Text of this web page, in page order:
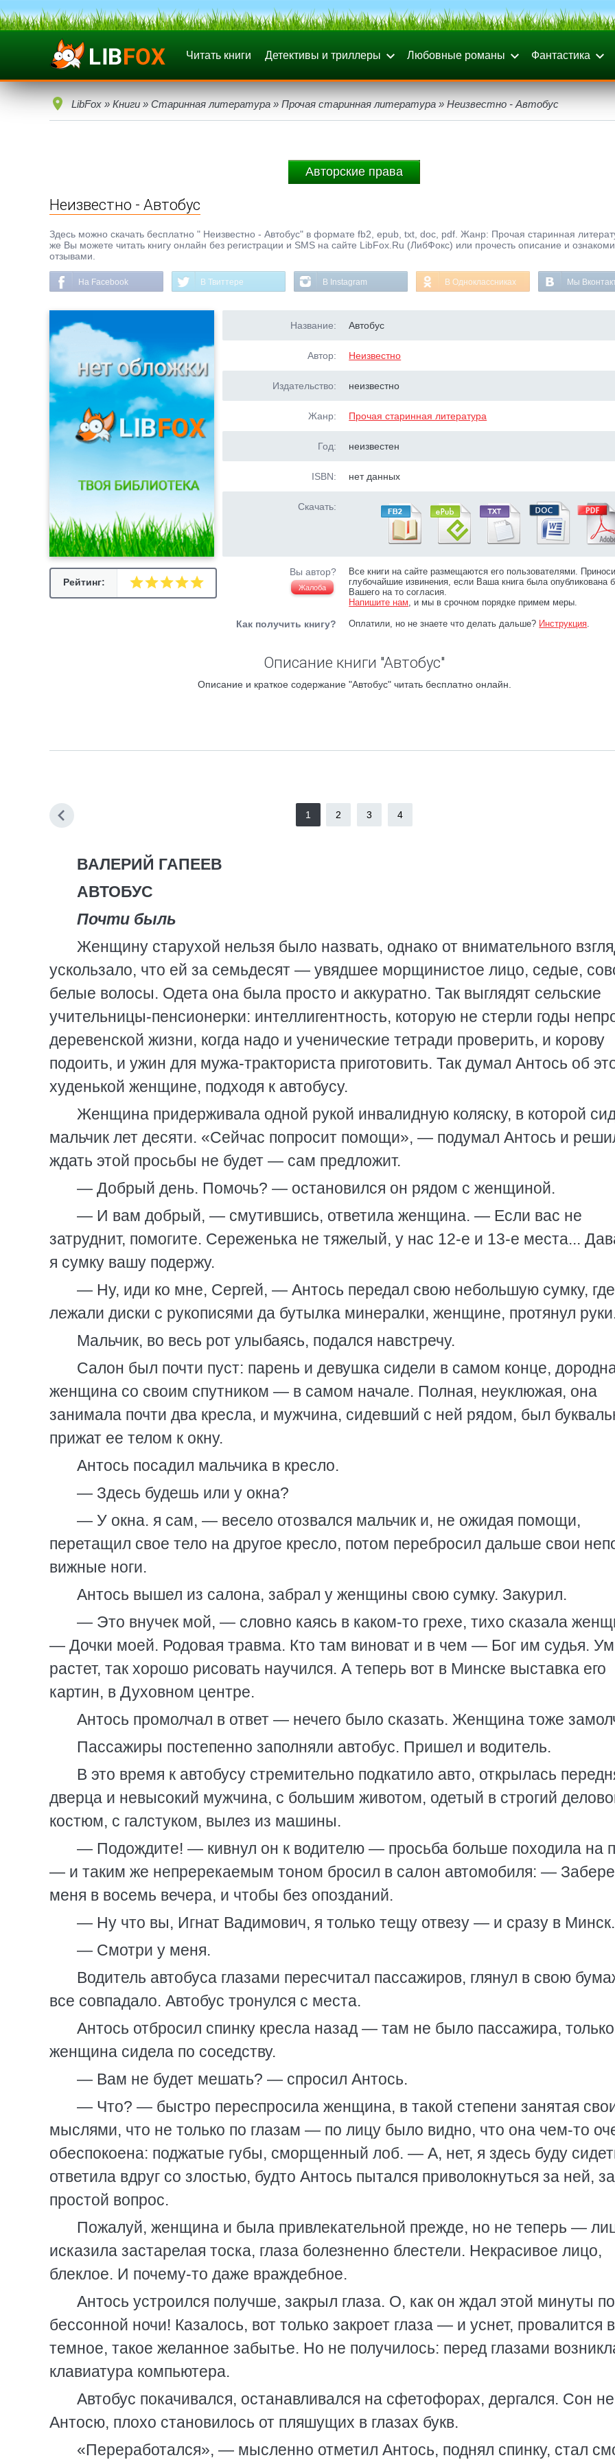
Читать книги Детективы и триллеры Любовные романы Фантастика
LibFox » Книги » Старинная литература » Прочая старинная литература » Неизвестно - Автобус
Авторские права
Неизвестно - Автобус
Здесь можно скачать бесплатно " Неизвестно - Автобус" в формате fb2, epub, txt, doc, pdf. Жанр: Прочая старинная
же Вы можете читать книгу онлайн без регистрации и SMS на сайте LibFox.Ru (ЛибФокс) или прочесть описание и
отзывами.
На Facebook В Твиттере В Instagram В Одноклассниках Мы
Рейтинг:
Название: Автобус
Автор: Неизвестно
Издательство: неизвестно
Жанр: Прочая старинная литература
Год: неизвестен
ISBN: нет данных
Скачать:
Вы автор?
Жалоба
Все книги на сайте размещаются его пользователями.
глубочайшие извинения, если Ваша книга была опубликована
Вашего на то согласия.
Напишите нам, и мы в срочном порядке примем меры.
Как получить книгу? Оплатили, но не знаете что делать дальше? Инструкция.
Описание книги "Автобус"
Описание и краткое содержание "Автобус" читать бесплатно онлайн.
1 2 3 4
ВАЛЕРИЙ ГАПЕЕВ
АВТОБУС
Почти быль
Женщину старухой нельзя было назвать, однако от внимательного
ускользало, что ей за семьдесят — увядшее морщинистое лицо, седые,
белые волосы. Одета она была просто и аккуратно. Так выглядят сель­ские
учительницы-пенсионерки: интеллигентность, которую не стерли годы
деревенской жизни, когда надо и ученические тетради проверить, и корову
подоить, и ужин для мужа-тракториста приготовить. Так думал Антось об
худенькой женщине, подходя к автобусу.
Женщина придерживала одной рукой инвалидную коляску, в которой
мальчик лет десяти. «Сейчас попросит помощи», — подумал Антось и
ждать этой просьбы не будет — сам предложит.
— Добрый день. Помочь? — остановился он рядом с женщиной.
— И вам добрый, — смутившись, ответила женщина. — Если вас не
затруднит, помогите. Сереженька не тяжелый, у нас 12-е и 13-е места...
я сумку вашу подержу.
— Ну, иди ко мне, Сергей, — Антось передал свою небольшую сумку, где
лежали диски с рукописями да бутылка минералки, женщине, протянул
Мальчик, во весь рот улыбаясь, подался навстречу.
Салон был почти пуст: парень и девушка сидели в самом конце,
женщина со своим спутником — в самом начале. Полная, неуклюжая, она
занимала почти два кресла, и мужчина, сидевший с ней рядом, был
прижат ее телом к окну.
Антось посадил мальчика в кресло.
— Здесь будешь или у окна?
— У окна. я сам, — весело отозвался мальчик и, не ожидая помощи,
перетащил свое тело на другое кресло, потом перебросил дальше свои
вижные ноги.
Антось вышел из салона, забрал у женщины свою сумку. Закурил.
— Это внучек мой, — словно каясь в каком-то грехе, тихо сказала
— Дочки моей. Родовая травма. Кто там виноват и в чем — Бог им судья.
растет, так хорошо рисовать научился. А теперь вот в Минске выставка его
картин, в Духовном центре.
Антось промолчал в ответ — нечего было сказать. Женщина тоже
Пассажиры постепенно заполняли автобус. Пришел и водитель.
В это время к автобусу стремительно подкатило авто, открылась
дверца и невысокий мужчина, с большим животом, одетый в строгий
костюм, с галстуком, вылез из машины.
— Подождите! — кивнул он к водителю — просьба больше походила на
— и таким же непререкаемым тоном бросил в салон автомобиля: —
меня в восемь вечера, и чтобы без опозданий.
— Ну что вы, Игнат Вадимович, я только тещу отвезу — и сразу в Минск.
— Смотри у меня.
Водитель автобуса глазами пересчитал пассажиров, глянул в свою
все совпадало. Автобус тронулся с места.
Антось отбросил спинку кресла назад — там не было пассажира, только
женщина сидела по соседству.
— Вам не будет мешать? — спросил Антось.
— Что? — быстро переспросила женщина, в такой степени занятая
мыслями, что не только по глазам — по лицу было видно, что она чем-то
обеспокоена: поджатые губы, сморщенный лоб. — А, нет, я здесь буду
ответила вдруг со злостью, будто Антось пытался приволокнуться за ней,
простой вопрос.
Пожалуй, женщина и была привлекательной прежде, но не теперь —
исказила застарелая тоска, глаза болезненно блестели. Некрасивое лицо,
блеклое. И почему-то даже враждебное.
Антось устроился получше, закрыл глаза. О, как он ждал этой минуты
бессонной ночи! Казалось, вот только закроет глаза — и уснет, про­валится в
темное, такое желанное забытье. Но не получилось: перед глазами
клавиатура компьютера.
Автобус покачивался, останавливался на сфетофорах, дергался. Сон
Антосю, плохо становилось от пляшущих в глазах букв.
«Переработался», — мысленно отметил Антось, поднял спинку, стал